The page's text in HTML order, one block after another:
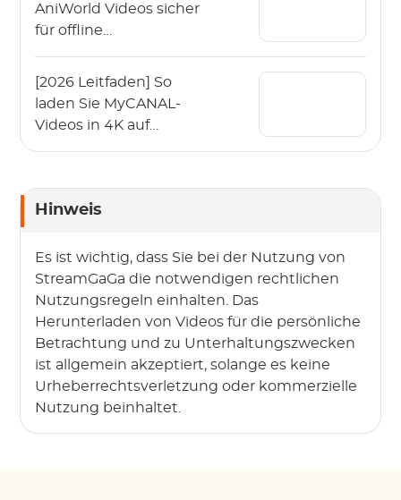
AniWorld Videos sicher
für offline
[2026 Leitfaden] So
laden Sie MyCANAL-
Videos in 4K auf
Hinweis
Es ist wichtig, dass Sie bei der Nutzung von
StreamGaGa die notwendigen rechtlichen
Nutzungsregeln einhalten. Das
Herunterladen von Videos für die persönliche
Betrachtung und zu Unterhaltungszwecken
ist allgemein akzeptiert, solange es keine
Urheberrechtsverletzung oder kommerzielle
Nutzung beinhaltet.